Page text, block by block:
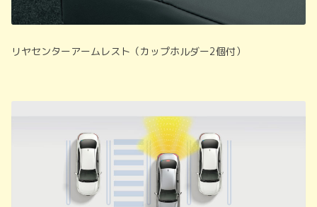
リヤセンターアームレスト（カップホルダー2個付）